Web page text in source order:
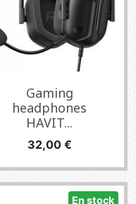
Gaming
headphones
HAVIT...
Precio
32,00 €
En stock